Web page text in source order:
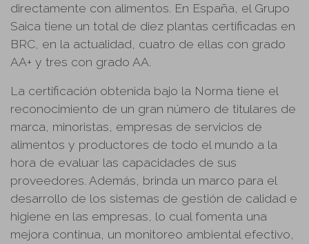
directamente con alimentos. En España, el Grupo
Saica tiene un total de diez plantas certificadas en
BRC, en la actualidad, cuatro de ellas con grado
AA+ y tres con grado AA.
La certificación obtenida bajo la Norma tiene el
reconocimiento de un gran número de titulares de
marca, minoristas, empresas de servicios de
alimentos y productores de todo el mundo a la
hora de evaluar las capacidades de sus
proveedores. Además, brinda un marco para el
desarrollo de los sistemas de gestión de calidad e
higiene en las empresas, lo cual fomenta una
mejora continua, un monitoreo ambiental efectivo,